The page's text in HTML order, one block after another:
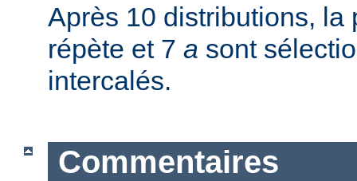
Après 10 distributions, la
répète et 7 a sont
intercalés.
Commentaires